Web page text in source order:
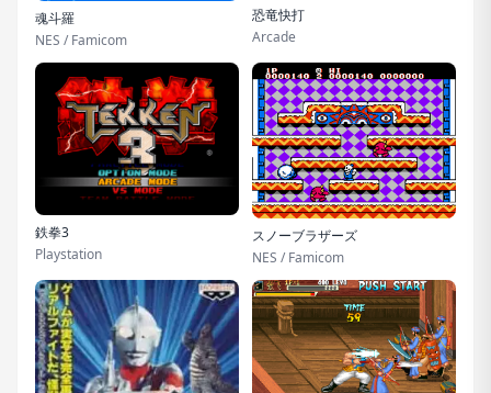
魂斗羅
NES / Famicom
恐竜快打
Arcade
鉄拳3
Playstation
スノーブラザーズ
NES / Famicom